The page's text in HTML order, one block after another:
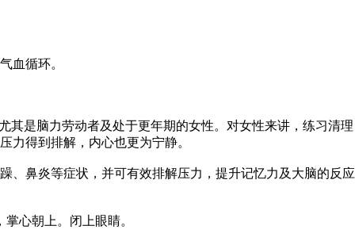
血循环。
是脑力劳动者及处于更年期的女性。对女性来讲，练习清理
力得到排解，内心也更为宁静。
鼻炎等症状，并可有效排解压力，提升记忆力及大脑的反应
心朝上。闭上眼睛。